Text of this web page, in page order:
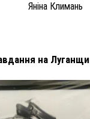
Яніна Климань
на